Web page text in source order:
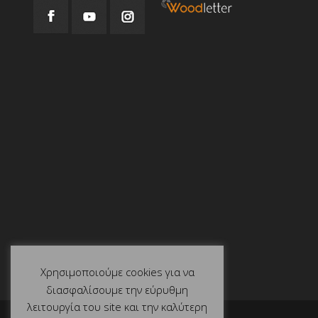
Χρησιμοποιούμε cookies για να
διασφαλίσουμε την εύρυθμη
λειτουργία του site και την καλύτερη